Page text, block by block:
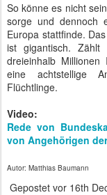
So könne es nicht
sorge und dennoch
Europa stattfinde.
ist gigantisch.
dreieinhalb
eine achtstellige
Flüchtlinge.
Video:
Rede von
von Angehörigen
Autor: Matthias Baumann
Gepostet vor 16th